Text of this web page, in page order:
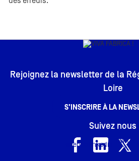
Rejoignez la newsletter de la
Loire
S’INSCRIRE À LA
Suivez nous
Facebook linkedin
Twitter
X